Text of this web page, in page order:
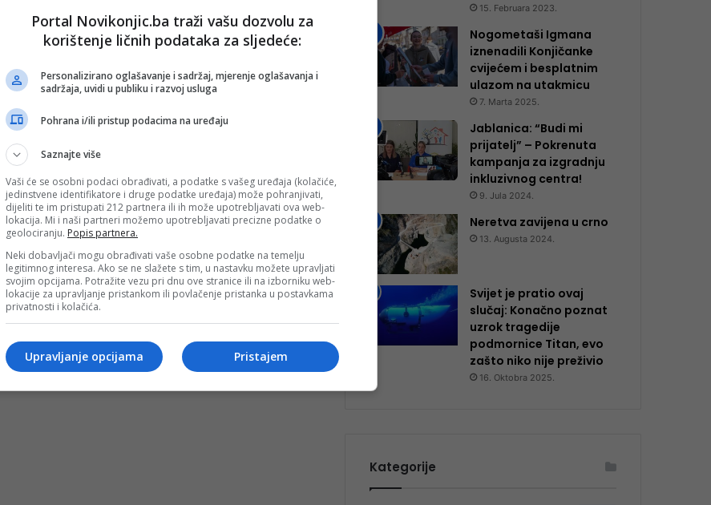
KONJIC Profesorica Čukle
oživjela bajke za naše najmlađe
U Dječijem vrtiću “Zulejha Begeta” Konjic sedmica je
događaju dala je…
Pročitaj više
15. Februara 2023.
Nogometaši Igmana
iznenadili Konjičanke
cvijećem i besplatnim
ulazom na utakmicu
7. Marta 2025.
Jablanica: “Budi mi
prijatelj” – Pokrenuta
kampanja za izgradnju
inkluzivnog centra!
9. Jula 2024.
Neretva zavijena u crno
13. Augusta 2024.
Svijet je pratio ovaj
slučaj: Konačno poznat
uzrok tragedije
podmornice Titan, evo
zašto niko nije preživio
16. Oktobra 2025.
Kategorije
Portal Novikonjic.ba traži vašu dozvolu za
korištenje ličnih podataka za sljedeće:
Personalizirano oglašavanje i sadržaj, mjerenje oglašavanja i
sadržaja, uvidi u publiku i razvoj usluga
Pohrana i/ili pristup podacima na uređaju
Saznajte više
Vaši će se osobni podaci obrađivati, a podatke s vašeg uređaja (kolačiće,
jedinstvene identifikatore i druge podatke uređaja) može pohranjivati,
dijeliti te im pristupati 212 partnera ili ih može upotrebljavati ova web-
lokacija. Mi i naši partneri možemo upotrebljavati precizne podatke o
geolociranju. Popis partnera.
Neki dobavljači mogu obrađivati vaše osobne podatke na temelju
legitimnog interesa. Ako se ne slažete s tim, u nastavku možete upravljati
svojim opcijama. Potražite vezu pri dnu ove stranice ili na izborniku web-
lokacije za upravljanje pristankom ili povlačenje pristanka u postavkama
privatnosti i kolačića.
Pristajem
Upravljanje opcijama